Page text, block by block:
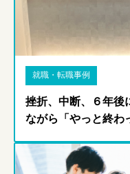
就職・転職事例
挫折、中断、６年後
ながら「やっと終わ